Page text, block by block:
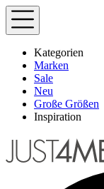
Kategorien
Marken
Sale
Neu
Große Größen
Inspiration